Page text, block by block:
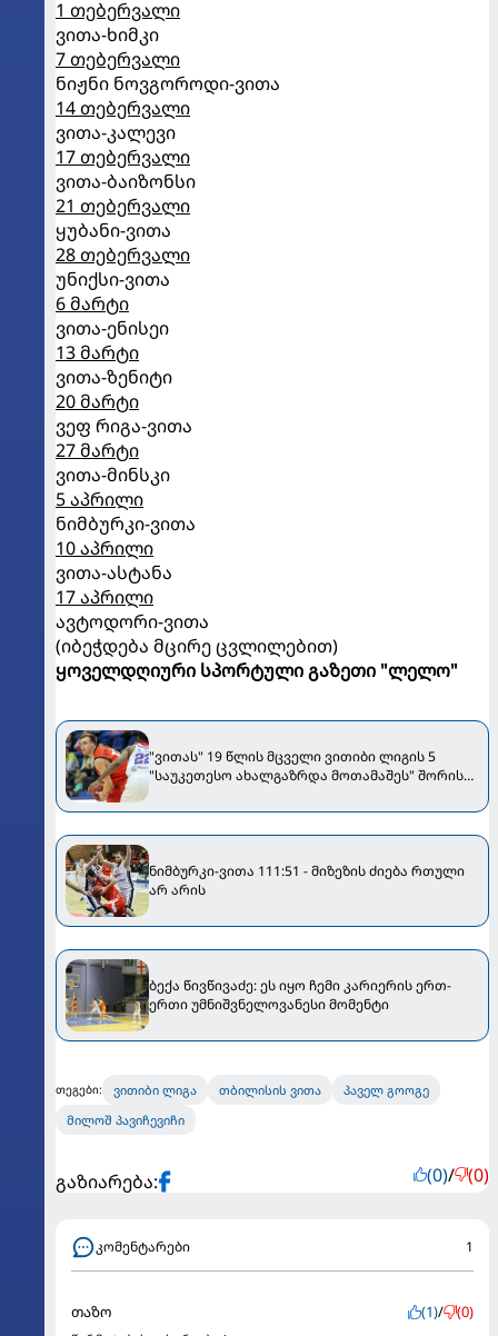
1 თებერვალი
ვითა-ხიმკი
7 თებერვალი
ნიჟნი ნოვგოროდი-ვითა
14 თებერვალი
ვითა-კალევი
17 თებერვალი
ვითა-ბაიზონსი
21 თებერვალი
ყუბანი-ვითა
28 თებერვალი
უნიქსი-ვითა
6 მარტი
ვითა-ენისეი
13 მარტი
ვითა-ზენიტი
20 მარტი
ვეფ რიგა-ვითა
27 მარტი
ვითა-მინსკი
5 აპრილი
ნიმბურკი-ვითა
10 აპრილი
ვითა-ასტანა
17 აპრილი
ავტოდორი-ვითა
(იბეჭდება მცირე ცვლილებით)
ყოველდღიური სპორტული გაზეთი "ლელო"
"ვითას" 19 წლის მცველი ვითიბი ლიგის 5
"საუკეთესო ახალგაზრდა მოთამაშეს" შორის
ნიმბურკი-ვითა 111:51 - მიზეზის ძიება რთული
არ არის
ბექა წივწივაძე: ეს იყო ჩემი კარიერის ერთ-
ერთი უმნიშვნელოვანესი მომენტი
თეგები: ვითიბი ლიგა თბილისის ვითა
პაველ გოოგე
მილოშ პავიჩევიჩი
გაზიარება: (0)/ (0)
კომენტარები 1
თაზო (1)/ (0)